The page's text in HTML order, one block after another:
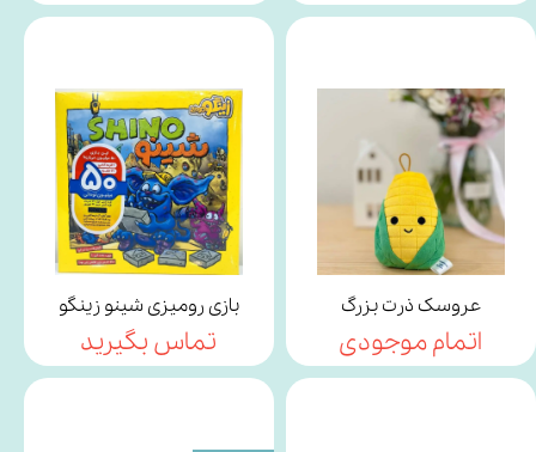
عروسک ذرت بزرگ
اتمام موجودی
بازی رومیزی شینو زینگو
تماس بگیرید